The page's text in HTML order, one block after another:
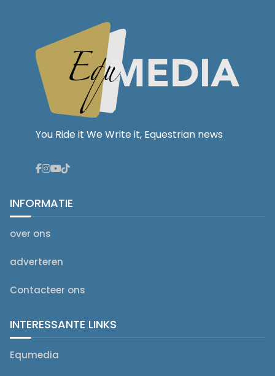
You Ride it We Write it, Equestrian news
INFORMATIE
over ons
adverteren
Contacteer ons
INTERESSANTE LINKS
Equmedia